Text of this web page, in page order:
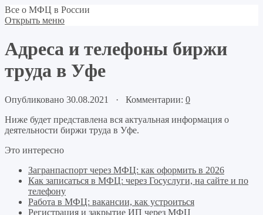
Все о МФЦ в России
Открыть меню
Адреса и телефоны биржи
труда в Уфе
Опубликовано 30.08.2021 · Комментарии: 0
Ниже будет представлена вся актуальная информация о
деятельности биржи труда в Уфе.
Это интересно
Загранпаспорт через МФЦ: как оформить в 2026
Как записаться в МФЦ: через Госуслуги, на сайте и по
телефону
Работа в МФЦ: вакансии, как устроиться
Регистрация и закрытие ИП через МФЦ